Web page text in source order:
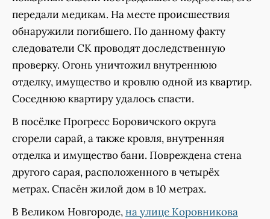
передали медикам. На месте происшествия
обнаружили погибшего. По данному факту
следователи СК проводят доследственную
проверку. Огонь уничтожил внутреннюю
отделку, имущество и кровлю одной из квартир.
Соседнюю квартиру удалось спасти.
В посёлке Прогресс Боровичского округа
сгорели сарай, а также кровля, внутренняя
отделка и имущество бани. Повреждена стена
другого сарая, расположенного в четырёх
метрах. Спасён жилой дом в 10 метрах.
В Великом Новгороде,на улице Коровникова